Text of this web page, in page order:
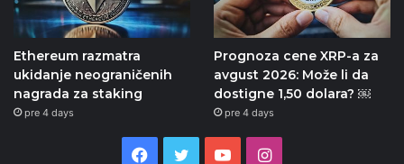
Ethereum razmatra
ukidanje neograničenih
nagrada za staking
pre 4 days
Prognoza cene XRP-a za
avgust 2026: Može li da
dostigne 1,50 dolara? ￼
pre 4 days
Facebook
TwitterYouTubeInstagram